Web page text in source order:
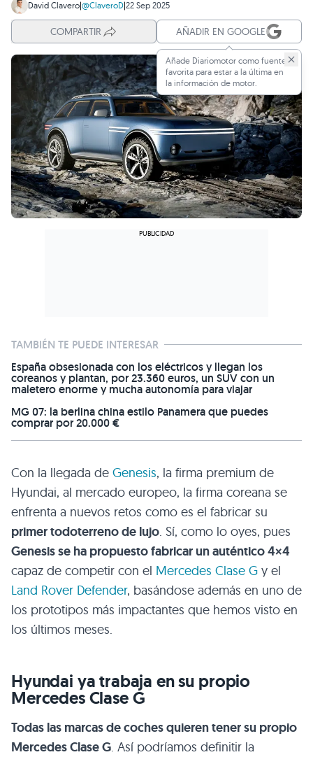
David Clavero|@ClaveroD|22 Sep 2025
COMPARTIR AÑADIR EN GOOGLE
Añade Diariomotor como fuente
favorita para estar a la última en
la información de motor.
TAMBIÉN TE PUEDE INTERESAR
España obsesionada con los eléctricos y llegan los
coreanos y plantan, por 23.360 euros, un SUV con un
maletero enorme y mucha autonomía para viajar
MG 07: la berlina china estilo Panamera que puedes
comprar por 20.000 €
Con la llegada de Genesis, la firma premium de
Hyundai, al mercado europeo, la firma coreana se
enfrenta a nuevos retos como es el fabricar su
primer todoterreno de lujo. Sí, como lo oyes, pues
Genesis se ha propuesto fabricar un auténtico 4×4
capaz de competir con el Mercedes Clase G y el
Land Rover Defender, basándose además en uno de
los prototipos más impactantes que hemos visto en
los últimos meses.
Hyundai ya trabaja en su propio
Mercedes Clase G
Todas las marcas de coches quieren tener su propio
Mercedes Clase G. Así podríamos definitir la